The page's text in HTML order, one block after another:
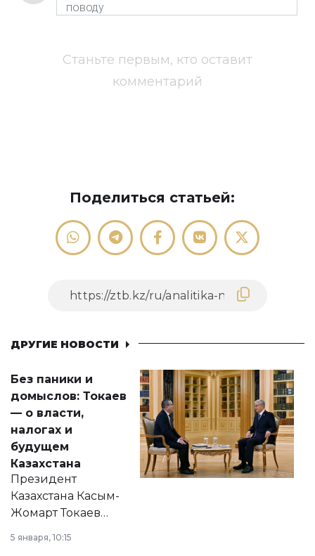
Станьте первым, кто оставит
комментарий
Поделиться статьей:
ДРУГИЕ НОВОСТИ
Без паники и
домыслов: Токаев
— о власти,
налогах и
будущем
Казахстана
Президент
Казахстана Касым-
Жомарт Токаев
сразу несколько
5 января, 10:15